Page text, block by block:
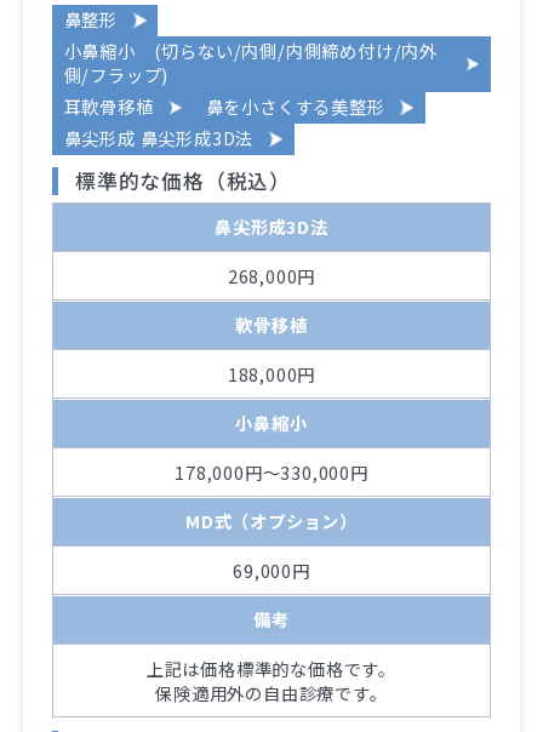
鼻整形
小鼻縮小 (切らない/内側/内側締め付け/内外
側/フラップ)
耳軟骨移植
鼻を小さくする美整形
鼻尖形成 鼻尖形成3D法
標準的な価格（税込）
鼻尖形成3D法
268,000円
軟骨移植
188,000円
小鼻縮小
178,000円～330,000円
MD式（オプション）
69,000円
備考
上記は価格標準的な価格です。
保険適用外の自由診療です。